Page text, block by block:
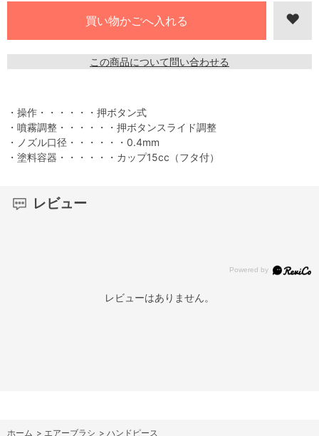
この商品について問い合わせる
・操作・・・・・・押ボタン式
・噴霧調整・・・・・・押ボタンスライド調整
・ノズル口径・・・・・・0.4mm
・塗料容器・・・・・・カップ15cc（フタ付）
レビュー
レビューはありません。
ホーム > エアーブラシ > ハンドピース